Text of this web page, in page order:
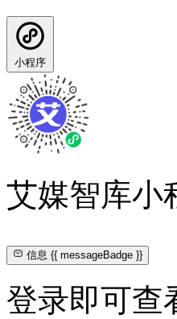
小程序
艾媒智库小
信息{{ messageBadge }}
登录即可查